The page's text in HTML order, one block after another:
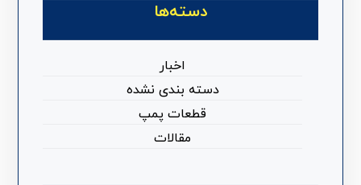
دسته‌ها
اخبار
دسته بندی نشده
قطعات پمپ
مقالات